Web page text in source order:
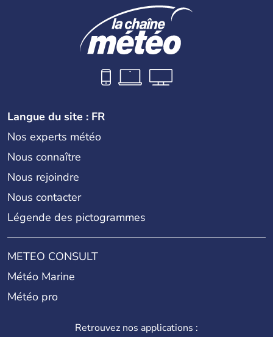
est membre de l'Union européenne depuis 1973.
Langue du site : FR
Nos experts météo
Nous connaître
Nous rejoindre
Nous contacter
Légende des pictogrammes
METEO CONSULT
Météo Marine
Météo pro
Retrouvez nos applications :